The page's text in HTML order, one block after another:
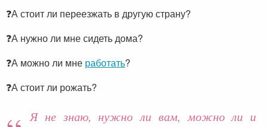
❓А стоит ли переезжать в другую страну?
❓А нужно ли мне сидеть дома?
❓А можно ли мне работать?
❓А стоит ли рожать?
Я не знаю, нужно ли вам, можно ли и